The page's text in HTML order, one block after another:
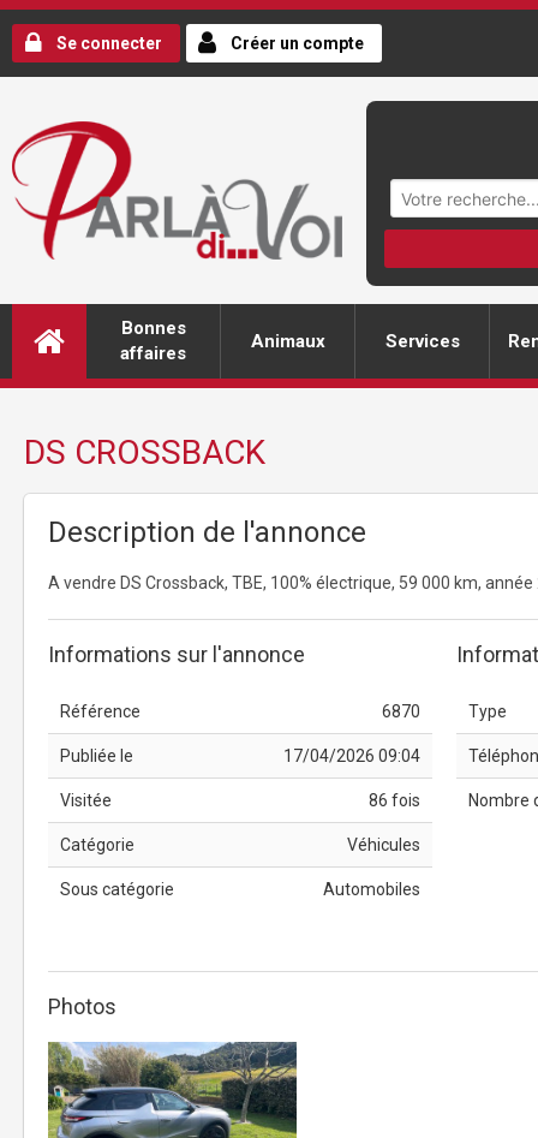
Se connecter Créer un compte
Bonnes
affaires
Animaux Services
DS CROSSBACK
Description de l'annonce
A vendre DS Crossback, TBE, 100% électrique, 59 000 km,
Informations sur l'annonce
Référence 6870
Publiée le 17/04/2026 09:04
Visitée 86 fois
Catégorie Véhicules
Sous catégorie Automobiles
Type
Nombre
Photos